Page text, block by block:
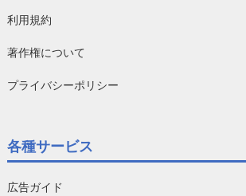
利用規約
著作権について
プライバシーポリシー
各種サービス
広告ガイド